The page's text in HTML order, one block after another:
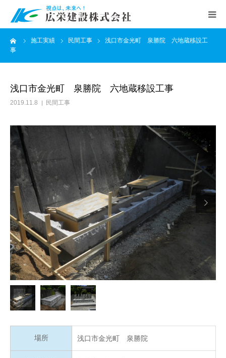
施工実績 民間工事
浅口市金光町 泉勝院 六地蔵移設工
事
浅口市金光町 泉勝院 六地蔵移設工事
2019.11.8 民間工事

場所 浅口市金光町 泉勝院
ホーム
公共工事
施工実績
お知らせ
求人情報